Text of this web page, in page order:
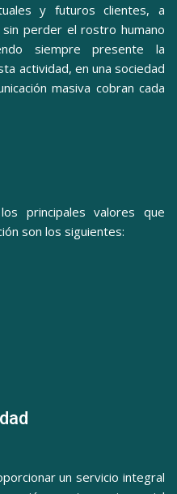
y futuros clientes, a
perder el rostro humano
siempre presente la
actividad, en una sociedad
masiva cobran cada
principales valores que
son los siguientes:
un servicio integral